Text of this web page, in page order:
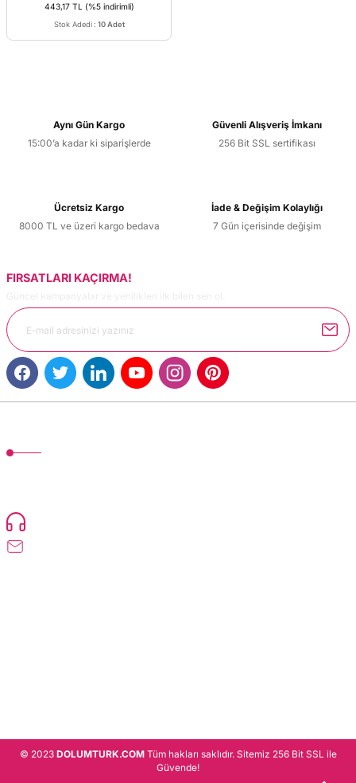
443,17 TL
(%5 indirimli)
Stok Adedi : 10 Adet
Aynı Gün Kargo
15:00’a kadar ki siparişlerde
Güvenli Alışveriş İmkanı
256 Bit SSL sertifikası
Ücretsiz Kargo
8000 TL ve üzeri kargo bedava
İade & Değişim Kolaylığı
7 Gün içerisinde değişim
FIRSATLARI KAÇIRMA!
© 2023 DOLUMTURK.COMTüm hakları saklıdır. Sitemiz 256 Bit SSL ile
Güvende!